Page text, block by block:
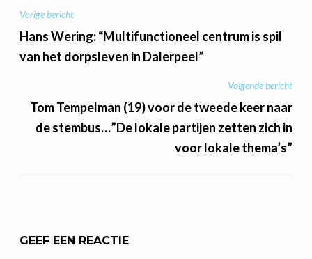
BERICHT
NAVIGATIE
Vorige bericht
Hans Wering: “Multifunctioneel centrum is spil
van het dorpsleven in Dalerpeel”
Volgende bericht
Tom Tempelman (19) voor de tweede keer naar
de stembus…”De lokale partijen zetten zich in
voor lokale thema’s”
GEEF EEN REACTIE